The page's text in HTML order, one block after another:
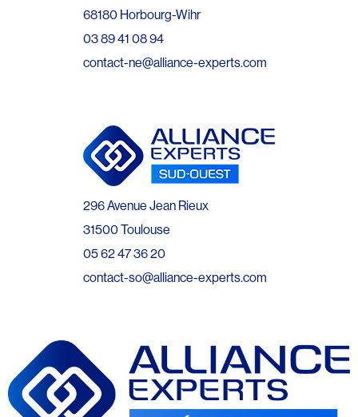
68180 Horbourg-Wihr
03 89 41 08 94
contact-ne@alliance-experts.com
296 Avenue Jean Rieux
31500 Toulouse
05 62 47 36 20
contact-so@alliance-experts.com